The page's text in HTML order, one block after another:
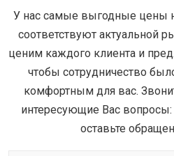
У нас самые выгодные цены
соответствуют актуальной
ценим каждого клиента и
чтобы сотрудничество
комфортным для вас.
интересующие Вас вопросы:
оставьте